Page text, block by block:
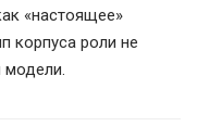
«настоящее»
корпуса роли не
модели.